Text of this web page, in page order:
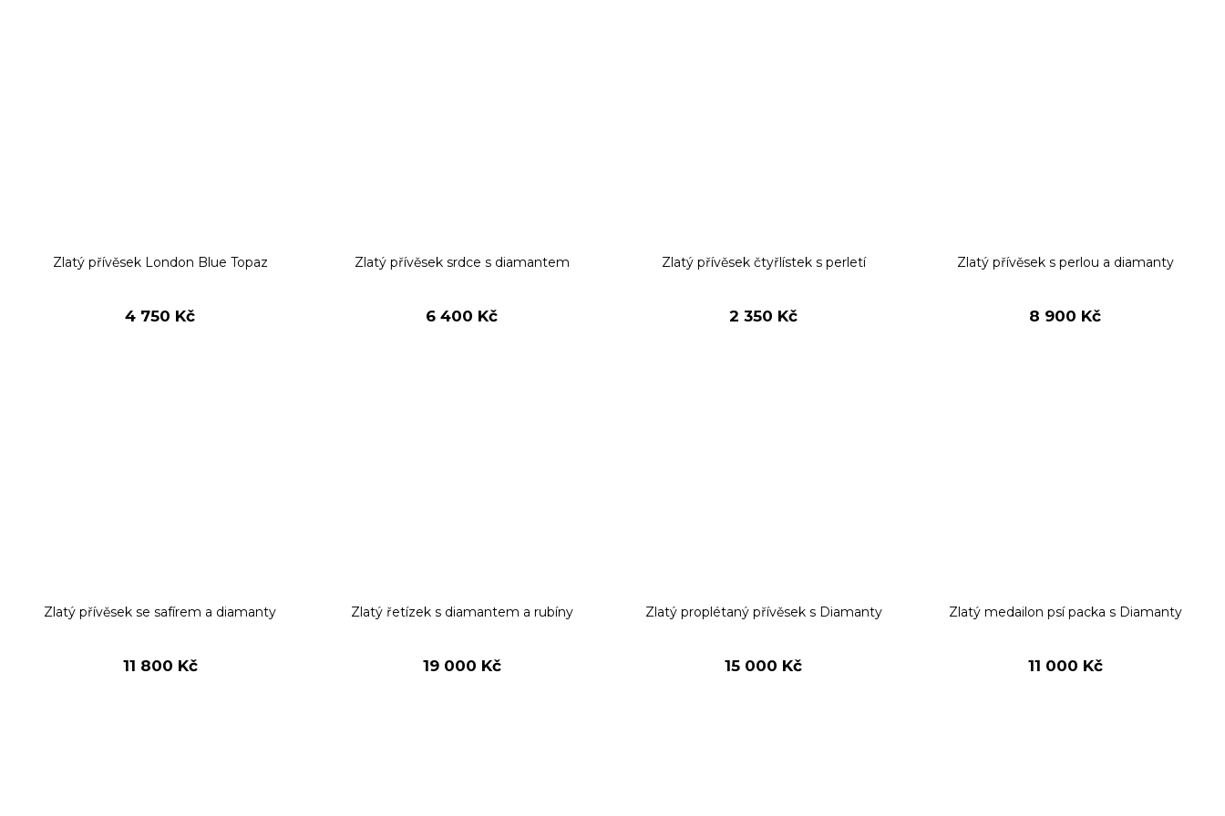
Zlatý přívěsek London Blue Topaz
4 750 Kč
Zlatý přívěsek srdce s diamantem
6 400 Kč
Zlatý přívěsek čtyřlístek s perletí
2 350 Kč
Zlatý přívěsek s perlou a diamanty
8 900 Kč
Zlatý přívěsek se safírem a diamanty
11 800 Kč
Zlatý řetízek s diamantem a rubíny
19 000 Kč
Zlatý proplétaný přívěsek s Diamanty
15 000 Kč
Zlatý medailon psí packa s Diamanty
11 000 Kč